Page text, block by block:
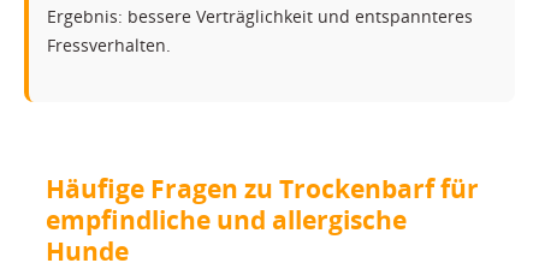
Ergebnis: bessere Verträglichkeit und entspannteres
Fressverhalten.
Häufige Fragen zu Trockenbarf für
empfindliche und allergische
Hunde